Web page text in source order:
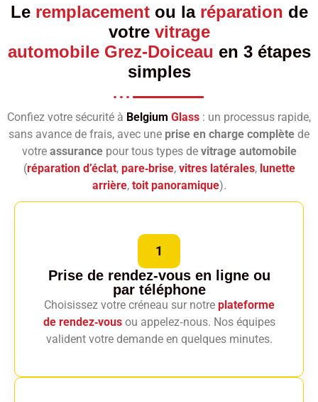
Le remplacementou la réparation de
votre vitrage
automobile Grez-Doiceau en 3 étapes
simples
Confiez votre sécurité à Belgium Glass : un processus rapide,
sans avance de frais, avec une prise en charge complète de
votre assurancepour tous types de vitrage automobile
(réparation d’éclat, pare‑brise, vitres latérales, lunette
arrière, toit panoramique).
1
Prise de rendez-vous en ligne ou
par téléphone
Choisissez votre créneau sur notre plateforme
de rendez‑vousou appelez‑nous. Nos équipes
valident votre demande en quelques minutes.